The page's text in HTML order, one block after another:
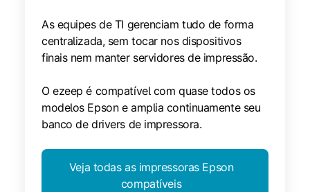
As equipes de TI gerenciam tudo de forma
centralizada, sem tocar nos dispositivos
finais nem manter servidores de impressão.
O ezeep é compatível com quase todos os
modelos Epson e amplia continuamente seu
banco de drivers de impressora.
Veja todas as impressoras Epson
compatíveis